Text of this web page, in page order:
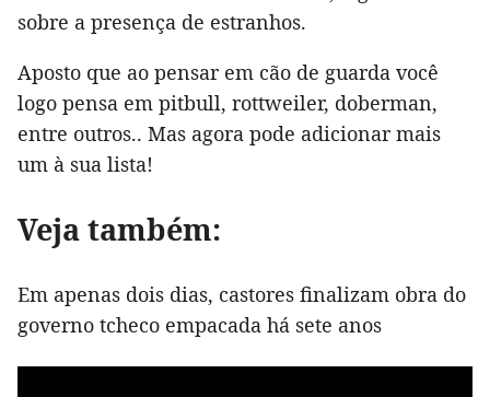
sobre a presença de estranhos.
Aposto que ao pensar em cão de guarda você
logo pensa em pitbull, rottweiler, doberman,
entre outros.. Mas agora pode adicionar mais
um à sua lista!
Veja também:
Em apenas dois dias, castores finalizam obra do
governo tcheco empacada há sete anos